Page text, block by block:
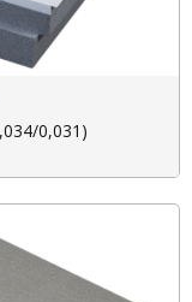
0,031)